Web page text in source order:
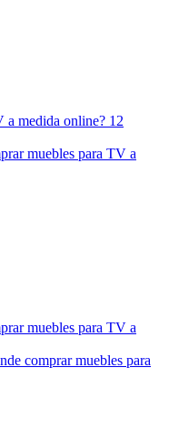
a medida online? 12
muebles para TV a
muebles para TV a
comprar muebles para